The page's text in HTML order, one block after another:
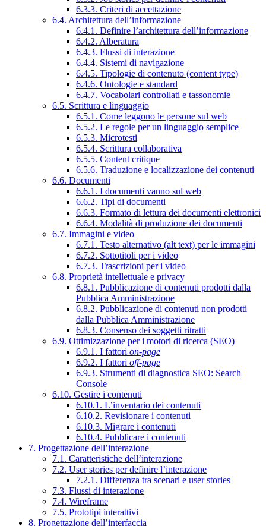
6.3.3. Criteri di accettazione
6.4. Architettura dell’informazione
6.4.1. Definire l’architettura dell’informazione
6.4.2. Alberatura
6.4.3. Flussi di interazione
6.4.4. Sistemi di navigazione
6.4.5. Tipologie di contenuto (content type)
6.4.6. Ontologie e standard
6.4.7. Vocabolari controllati e tassonomie
6.5. Scrittura e linguaggio
6.5.1. Come leggono le persone sul web
6.5.2. Le regole per un linguaggio semplice
6.5.3. Microtesti
6.5.4. Scrittura collaborativa
6.5.5. Content critique
6.5.6. Traduzione e localizzazione dei contenuti
6.6. Documenti
6.6.1. I documenti vanno sul web
6.6.2. Tipi di documenti
6.6.3. Formato di lettura dei documenti elettronici
6.6.4. Modalità di produzione dei documenti
6.7. Immagini e video
6.7.1. Testo alternativo (alt text) per le immagini
6.7.2. Sottotitoli per i video
6.7.3. Trascrizioni per i video
6.8. Proprietà intellettuale e privacy
6.8.1. Pubblicazione di contenuti prodotti dalla
Pubblica Amministrazione
6.8.2. Pubblicazione di contenuti non prodotti
dalla Pubblica Amministrazione
6.8.3. Consenso dei soggetti ritratti
6.9. Ottimizzazione per i motori di ricerca (SEO)
6.9.1. I fattori on-page
6.9.2. I fattori off-page
6.9.3. Strumenti di diagnostica SEO: Search
Console
6.10. Gestire i contenuti
6.10.1. L’inventario dei contenuti
6.10.2. Revisionare i contenuti
6.10.3. Migrare i contenuti
6.10.4. Pubblicare i contenuti
7. Progettazione dell’interazione
7.1. Caratteristiche dell’interazione
7.2. User stories per definire l’interazione
7.2.1. Differenza tra scenari e user stories
7.3. Flussi di interazione
7.4. Wireframe
7.5. Prototipi interattivi
8. Progettazione dell’interfaccia